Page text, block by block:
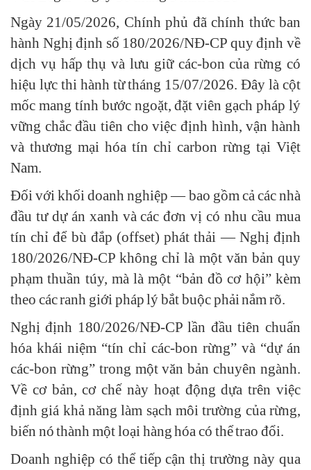
Ngày 21/05/2026, Chính phủ đã chính thức ban
hành Nghị định số 180/2026/NĐ-CP quy định về
dịch vụ hấp thụ và lưu giữ các-bon của rừng có
hiệu lực thi hành từ tháng 15/07/2026. Đây là cột
mốc mang tính bước ngoặt, đặt viên gạch pháp lý
vững chắc đầu tiên cho việc định hình, vận hành
và thương mại hóa tín chỉ carbon rừng tại Việt
Nam.
Đối với khối doanh nghiệp — bao gồm cả các nhà
đầu tư dự án xanh và các đơn vị có nhu cầu mua
tín chỉ để bù đắp (offset) phát thải — Nghị định
180/2026/NĐ-CP không chỉ là một văn bản quy
phạm thuần túy, mà là một “bản đồ cơ hội” kèm
theo các ranh giới pháp lý bắt buộc phải nắm rõ.
Nghị định 180/2026/NĐ-CP lần đầu tiên chuẩn
hóa khái niệm “tín chỉ các-bon rừng” và “dự án
các-bon rừng” trong một văn bản chuyên ngành.
Về cơ bản, cơ chế này hoạt động dựa trên việc
định giá khả năng làm sạch môi trường của rừng,
biến nó thành một loại hàng hóa có thể trao đổi.
Doanh nghiệp có thể tiếp cận thị trường này qua